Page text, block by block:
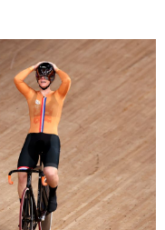
اليابان في فيديو
مانغا وأنيمي
علوم وتكنولوجيا
الأقسام